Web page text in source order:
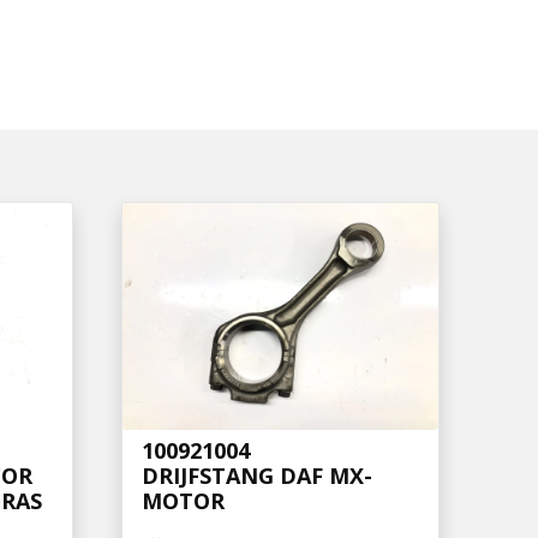
100921004
DRIJFSTANG DAF MX-
MOTOR